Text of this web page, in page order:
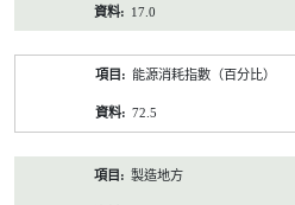
17.0
能源消耗指數（百分比）
72.5
製造地方